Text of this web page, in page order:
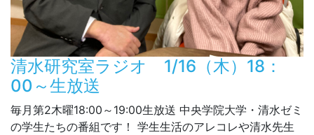
清水研究室ラジオ 1/16（木）18：
00～生放送
毎月第2木曜18:00～19:00生放送 中央学院大学・清水ゼミ
の学生たちの番組です！ 学生生活のアレコレや清水先生